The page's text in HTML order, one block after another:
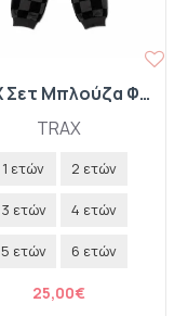
TRAX
TRAX Σετ Μπλούζα Φούτερ και Παντελόνι Φόρμας "Urban Boys" 50926 Cream
1 ετών 2 ετών
3 ετών 4 ετών
5 ετών 6 ετών
25,00€